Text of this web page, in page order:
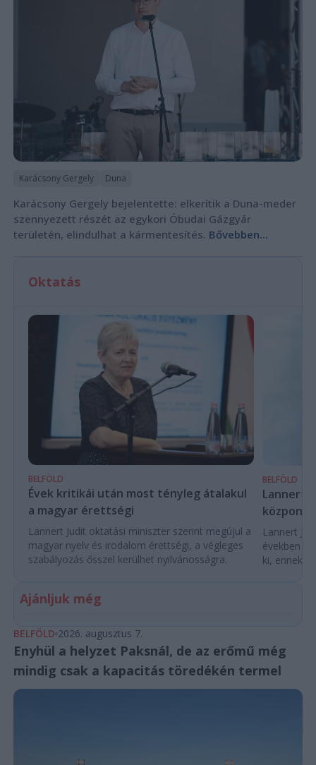
Karácsony Gergely Duna
Karácsony Gergely bejelentette: elkerítik a Duna-meder
szennyezett részét az egykori Óbudai Gázgyár
területén, elindulhat a kármentesítés. Bővebben...
Oktatás
BELFÖLD
Évek kritikái után most tényleg átalakul
a magyar érettségi
Lannert Judit oktatási miniszter szerint megújul a
magyar nyelv és irodalom érettségi, a végleges
szabályozás ősszel kerülhet nyilvánosságra.
BELFÖLD
Lannert
Lannert
években
ki, ennek
Ajánljuk még
BELFÖLD 2026. augusztus 7.
Enyhül a helyzet Paksnál, de az erőmű még
mindig csak a kapacitás töredékén termel